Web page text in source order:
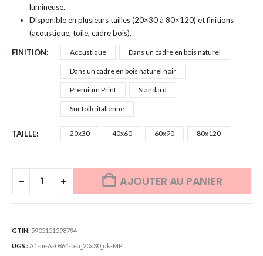
lumineuse.
Disponible en plusieurs tailles (20×30 à 80×120) et finitions
(acoustique, toile, cadre bois).
FINITION Acoustique Dans un cadre en bois naturel
Dans un cadre en bois naturel noir
Premium Print Standard
Sur toile italienne
TAILLE 20x30 40x60 60x90 80x120
AJOUTER AU PANIER
GTIN: 5905151598794
UGS : A1-m-A-0864-b-a_20x30_dk-MP